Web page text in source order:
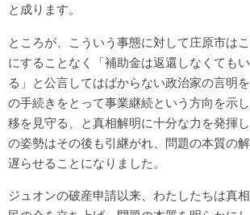
と成ります。
ところが、こういう事態に対して庄原市は
にすることなく「補助金は返還しなくても
る」と公言してはばからない政治家の言明
の手続きをとって事業継続という方向を示
移を見守る、と真相解明に十分な力を発揮
の姿勢はその後も引継がれ、問題の本質の
遅らせることになりました。
ジュオンの破産申請以来、わたしたちは真